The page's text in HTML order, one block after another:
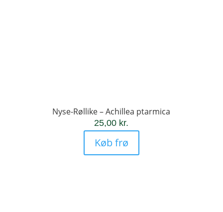
Nyse-Røllike – Achillea ptarmica
25,00 kr.
Køb frø